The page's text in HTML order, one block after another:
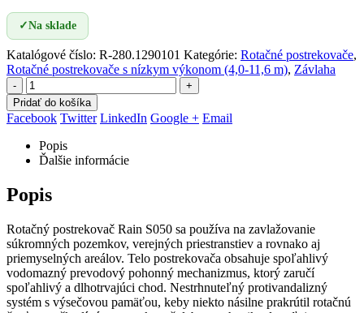
✓Na sklade
Katalógové číslo: R-280.1290101 Kategórie: Rotačné postrekovače,
Rotačné postrekovače s nízkym výkonom (4,0-11,6 m), Závlaha
-
+
Pridať do košíka
Facebook Twitter LinkedIn Google + Email
Popis
Ďalšie informácie
Popis
Rotačný postrekovač Rain S050 sa používa na zavlažovanie
súkromných pozemkov, verejných priestranstiev a rovnako aj
priemyselných areálov. Telo postrekovača obsahuje spoľahlivý
vodomazný prevodový pohonný mechanizmus, ktorý zaručí
spoľahlivý a dlhotrvajúci chod. Nestrhnuteľný protivandalizný
systém s výsečovou pamäťou, keby niekto násilne prakrútil rotačnú